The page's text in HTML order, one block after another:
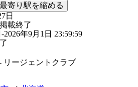
最寄り駅を縮める
日
載終了
年9月1日 23:59:59
リージェントクラブ